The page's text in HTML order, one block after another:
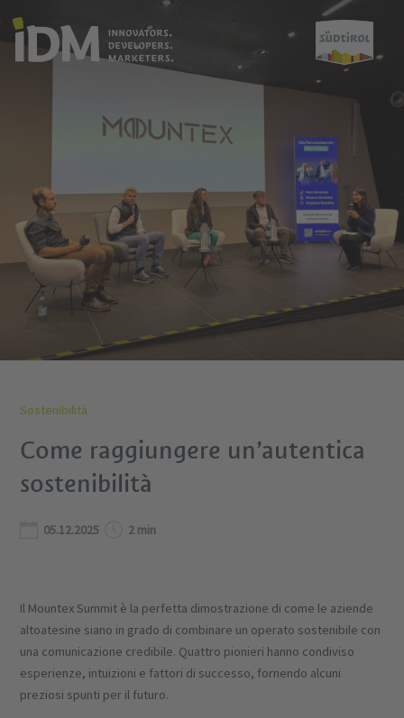
Sostenibilità
Come raggiungere un’autentica
sostenibilità
05.12.2025 2 min
Il Mountex Summit è la perfetta dimostrazione di come le aziende
altoatesine siano in grado di combinare un operato sostenibile con
una comunicazione credibile. Quattro pionieri hanno condiviso
esperienze, intuizioni e fattori di successo, fornendo alcuni
preziosi spunti per il futuro.